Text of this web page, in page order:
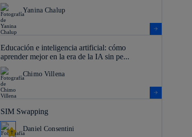
Yanina Chalup
Educación e inteligencia artificial: cómo
aprender mejor en la era de la IA sin pe...
Chimo Villena
SIM Swapping
Daniel Consentini